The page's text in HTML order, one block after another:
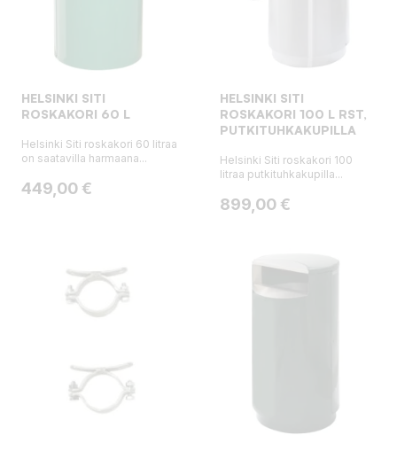
HELSINKI SITI
ROSKAKORI 60 L
Helsinki Siti roskakori 60 litraa
on saatavilla harmaana...
Hinta
449,00 €
HELSINKI SITI
ROSKAKORI 100 L RST,
PUTKITUHKAKUPILLA
Helsinki Siti roskakori 100
litraa putkituhkakupilla...
Hinta
899,00 €